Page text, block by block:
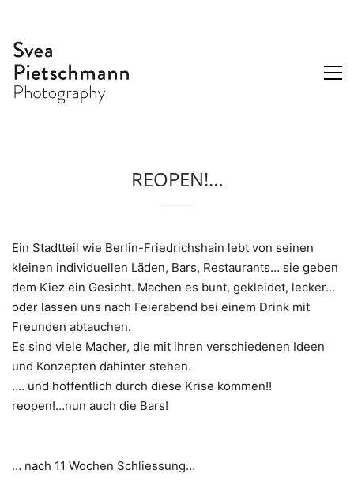
REOPEN!…
Ein Stadtteil wie Berlin-Friedrichshain lebt von seinen
kleinen individuellen Läden, Bars, Restaurants… sie geben
dem Kiez ein Gesicht. Machen es bunt, gekleidet, lecker…
oder lassen uns nach Feierabend bei einem Drink mit
Freunden abtauchen.
Es sind viele Macher, die mit ihren verschiedenen Ideen
und Konzepten dahinter stehen.
…. und hoffentlich durch diese Krise kommen!!
reopen!…nun auch die Bars!
… nach 11 Wochen Schliessung…